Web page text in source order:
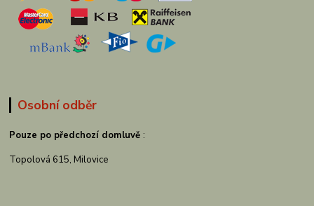
Osobní odběr
Pouze po předchozí domluvě :
Topolová 615, Milovice